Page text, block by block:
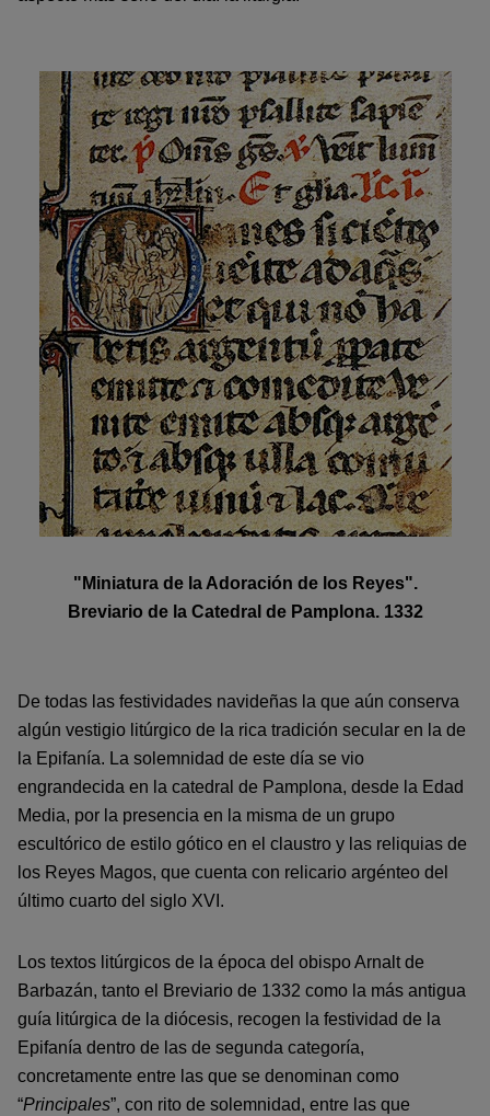
"Miniatura de la Adoración de los Reyes".
Breviario de la Catedral de Pamplona. 1332
De todas las festividades navideñas la que aún conserva
algún vestigio litúrgico de la rica tradición secular en la de
la Epifanía. La solemnidad de este día se vio
engrandecida en la catedral de Pamplona, desde la Edad
Media, por la presencia en la misma de un grupo
escultórico de estilo gótico en el claustro y las reliquias de
los Reyes Magos, que cuenta con relicario argénteo del
último cuarto del siglo XVI.
Los textos litúrgicos de la época del obispo Arnalt de
Barbazán, tanto el Breviario de 1332 como la más antigua
guía litúrgica de la diócesis, recogen la festividad de la
Epifanía dentro de las de segunda categoría,
concretamente entre las que se denominan como
“Principales”, con rito de solemnidad, entre las que